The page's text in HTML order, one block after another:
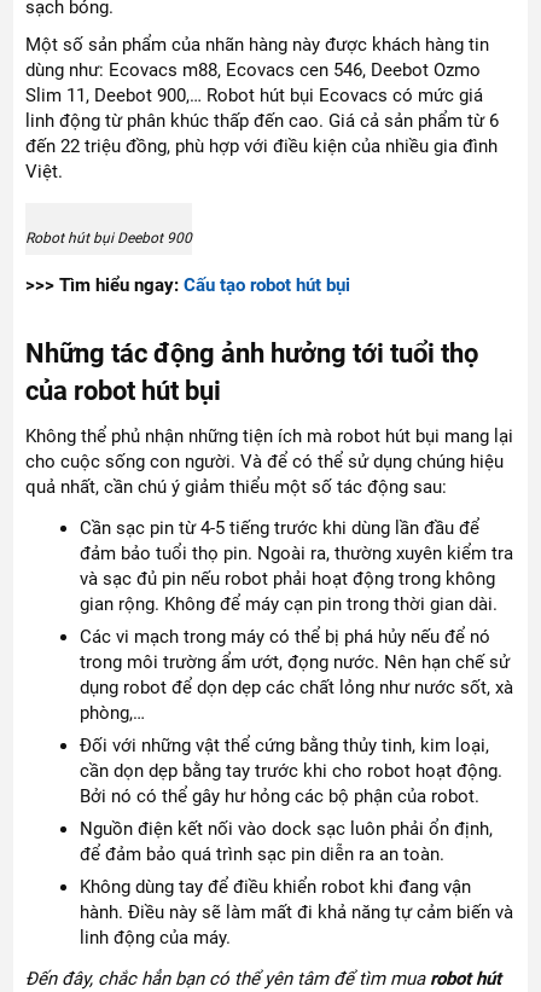
sạch bóng.
Một số sản phẩm của nhãn hàng này được khách hàng tin
dùng như: Ecovacs m88, Ecovacs cen 546, Deebot Ozmo
Slim 11, Deebot 900,… Robot hút bụi Ecovacs có mức giá
linh động từ phân khúc thấp đến cao. Giá cả sản phẩm từ 6
đến 22 triệu đồng, phù hợp với điều kiện của nhiều gia đình
Việt.
Robot hút bụi Deebot 900
>>> Tìm hiểu ngay:Cấu tạo robot hút bụi
Những tác động ảnh hưởng tới tuổi thọ
của robot hút bụi
Không thể phủ nhận những tiện ích mà robot hút bụi mang lại
cho cuộc sống con người. Và để có thể sử dụng chúng hiệu
quả nhất, cần chú ý giảm thiểu một số tác động sau:
Cần sạc pin từ 4-5 tiếng trước khi dùng lần đầu để
đảm bảo tuổi thọ pin. Ngoài ra, thường xuyên kiểm tra
và sạc đủ pin nếu robot phải hoạt động trong không
gian rộng. Không để máy cạn pin trong thời gian dài.
Các vi mạch trong máy có thể bị phá hủy nếu để nó
trong môi trường ẩm ướt, đọng nước. Nên hạn chế sử
dụng robot để dọn dẹp các chất lỏng như nước sốt, xà
phòng,…
Đối với những vật thể cứng bằng thủy tinh, kim loại,
cần dọn dẹp bằng tay trước khi cho robot hoạt động.
Bởi nó có thể gây hư hỏng các bộ phận của robot.
Nguồn điện kết nối vào dock sạc luôn phải ổn định,
để đảm bảo quá trình sạc pin diễn ra an toàn.
Không dùng tay để điều khiển robot khi đang vận
hành. Điều này sẽ làm mất đi khả năng tự cảm biến và
linh động của máy.
Đến đây, chắc hẳn bạn có thể yên tâm để tìm mua robot hút